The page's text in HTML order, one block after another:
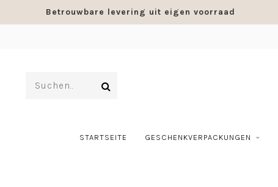
Betrouwbare levering uit eigen voorraad
STARTSEITE GESCHENKVERPACKUNGEN